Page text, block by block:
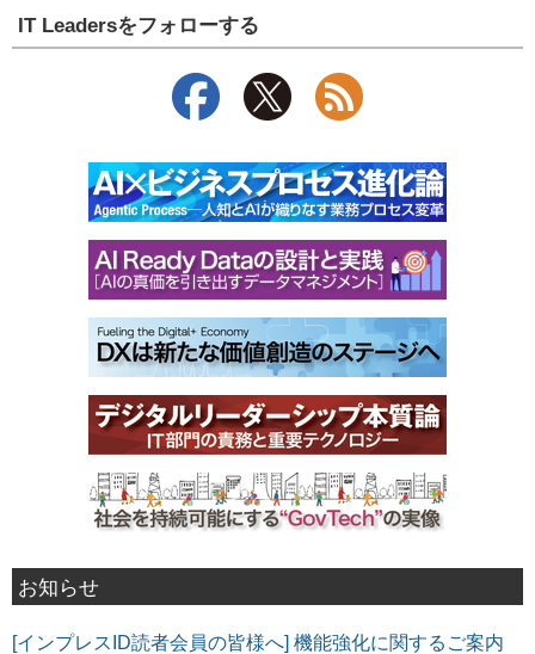
IT Leadersをフォローする
お知らせ
[インプレスID読者会員の皆様へ] 機能強化に関するご案内